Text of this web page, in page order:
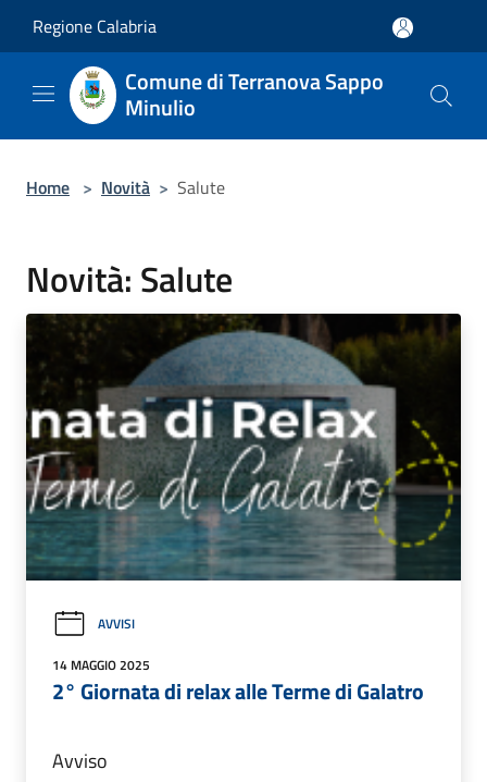
Regione Calabria
Comune di Terranova Sappo
Minulio
Home > Novità > Salute
Novità: Salute
AVVISI
14 MAGGIO 2025
2° Giornata di relax alle Terme di Galatro
Avviso